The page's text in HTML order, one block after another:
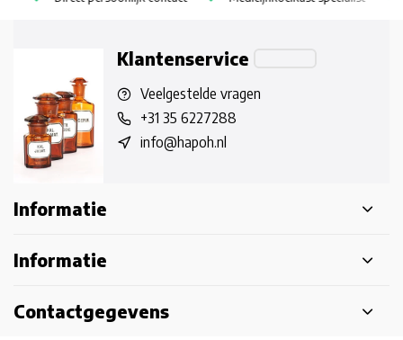
Klantenservice
Veelgestelde vragen
+31 35 6227288
info@hapoh.nl
Informatie
Informatie
Contactgegevens